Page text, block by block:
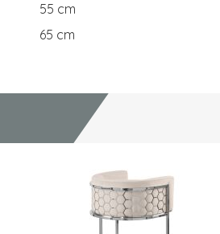
55 cm
65 cm